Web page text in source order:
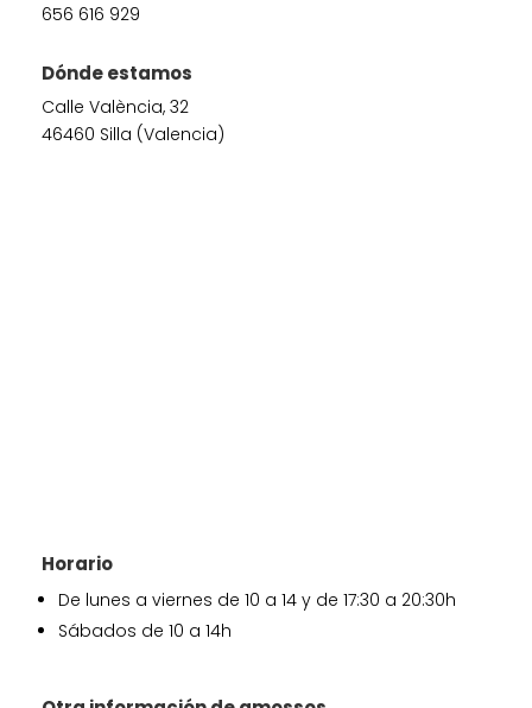
656 616 929
Dónde estamos
Calle València, 32
46460 Silla (Valencia)
Horario
De lunes a viernes de 10 a 14 y de 17:30 a 20:30h
Sábados de 10 a 14h